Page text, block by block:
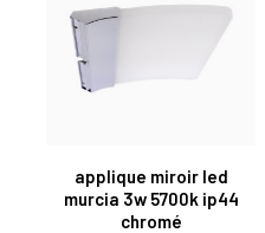
applique miroir led
murcia 3w 5700k ip44
chromé